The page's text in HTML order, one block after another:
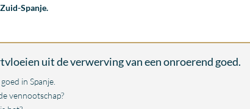
Zuid-Spanje.
uit de verwerving van een onroerend goed.
in Spanje.
vennootschap?